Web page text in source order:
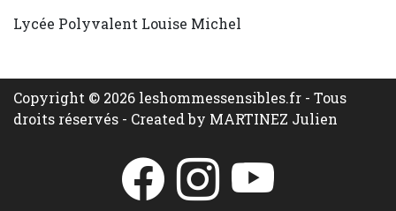
Lycée Polyvalent Louise Michel
Copyright © 2026 leshommessensibles.fr - Tous
droits réservés - Created by MARTINEZ Julien